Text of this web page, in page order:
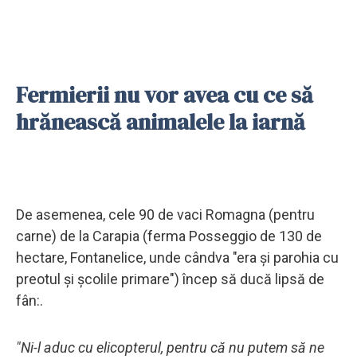
Fermierii nu vor avea cu ce să
hrănească animalele la iarnă
De asemenea, cele 90 de vaci Romagna (pentru
carne) de la Carapia (ferma Posseggio de 130 de
hectare, Fontanelice, unde cândva "era și parohia cu
preotul și școlile primare") încep să ducă lipsă de
fân:.
"Ni-l aduc cu elicopterul, pentru că nu putem să ne